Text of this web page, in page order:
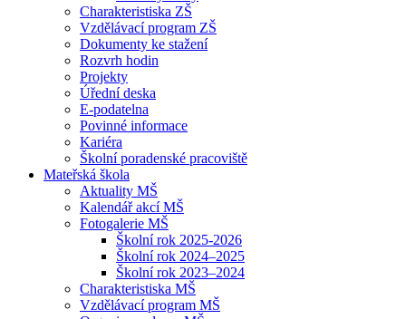
Charakteristiska ZŠ
Vzdělávací program ZŠ
Dokumenty ke stažení
Rozvrh hodin
Projekty
Úřední deska
E-podatelna
Povinné informace
Kariéra
Školní poradenské pracoviště
Mateřská škola
Aktuality MŠ
Kalendář akcí MŠ
Fotogalerie MŠ
Školní rok 2025-2026
Školní rok 2024–2025
Školní rok 2023–2024
Charakteristiska MŠ
Vzdělávací program MŠ